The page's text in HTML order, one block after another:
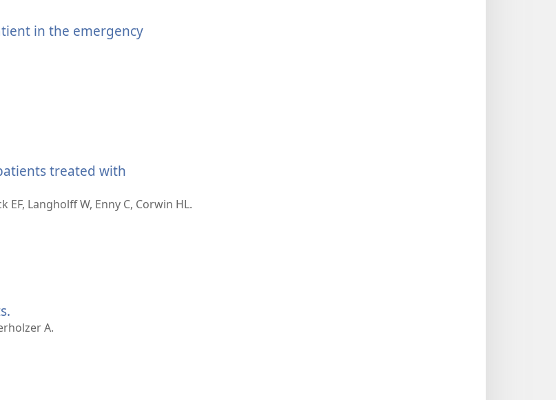
in the emergency
treated with
EF, Langholff W, Enny C, Corwin HL.
し
A.